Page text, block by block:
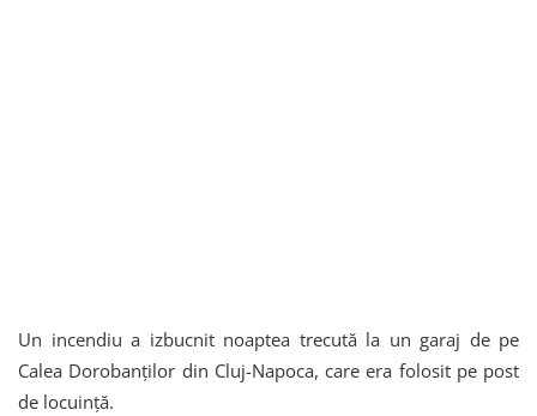
Un incendiu a izbucnit noaptea trecută la un garaj de pe
Calea Dorobanților din Cluj-Napoca, care era folosit pe post
de locuință.